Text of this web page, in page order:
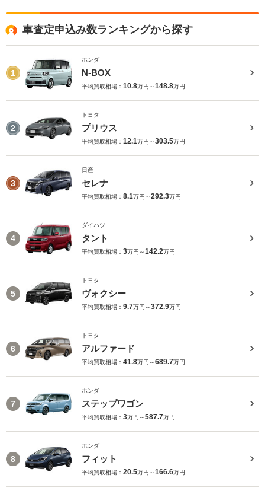
車査定申込み数ランキングから探す
1
ホンダ
N-BOX
平均買取相場： 10.8万円～148.8万円
2
トヨタ
プリウス
平均買取相場： 12.1万円～303.5万円
3
日産
セレナ
平均買取相場： 8.1万円～292.3万円
4
ダイハツ
タント
平均買取相場： 3万円～142.2万円
5
トヨタ
ヴォクシー
平均買取相場： 9.7万円～372.9万円
6
トヨタ
アルファード
平均買取相場： 41.8万円～689.7万円
7
ホンダ
ステップワゴン
平均買取相場： 3万円～587.7万円
8
ホンダ
フィット
平均買取相場： 20.5万円～166.6万円